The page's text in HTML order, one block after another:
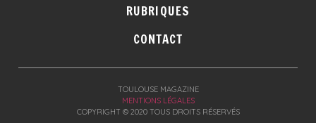
RUBRIQUES
CONTACT
TOULOUSE MAGAZINE
MENTIONS LÉGALES
COPYRIGHT © 2020 TOUS DROITS RÉSERVÉS